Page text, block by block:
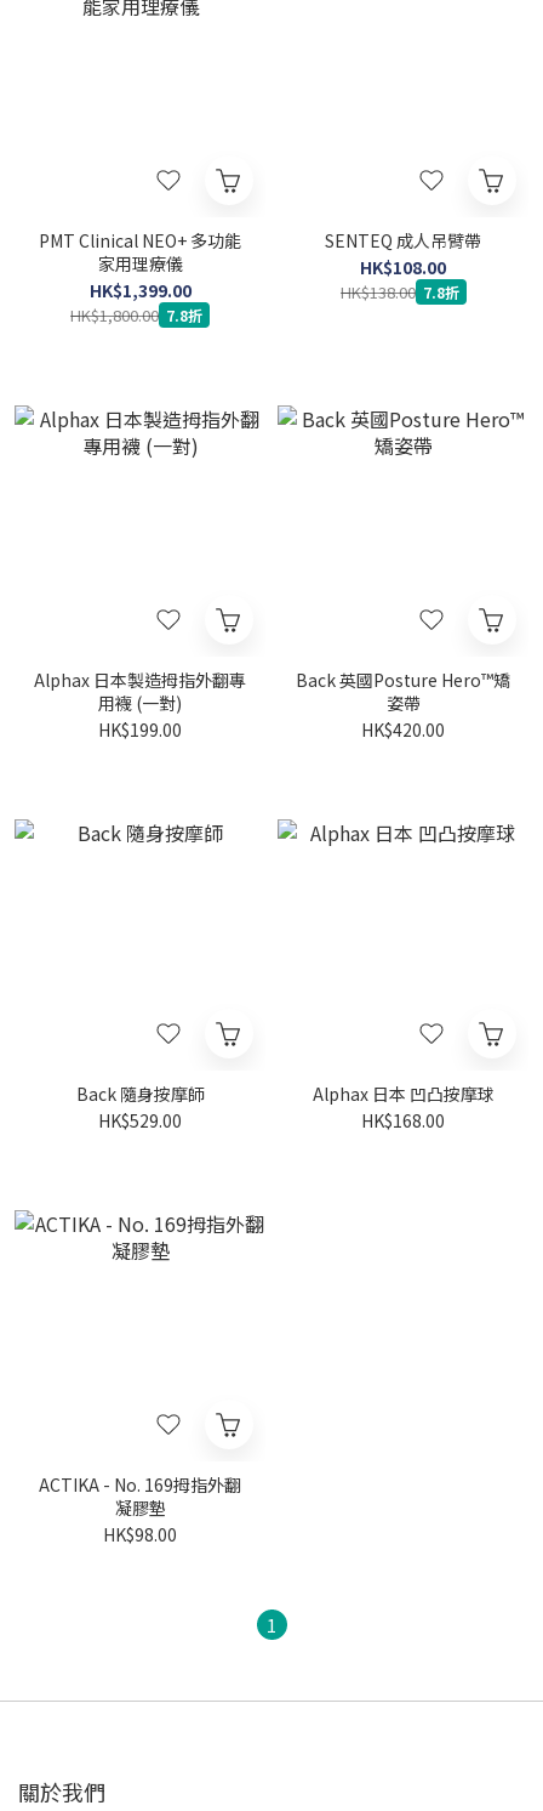
PMT Clinical NEO+ 多功能
家用理療儀
HK$1,399.00
HK$1,800.00 7.8折
SENTEQ 成人吊臂帶
HK$108.00
HK$138.00 7.8折
Alphax 日本製造拇指外翻專
用襪 (一對)
HK$199.00
Back 英國Posture Hero™矯
姿帶
HK$420.00
Back 隨身按摩師
HK$529.00
Alphax 日本 凹凸按摩球
HK$168.00
ACTIKA - No. 169拇指外翻
凝膠墊
HK$98.00
1
關於我們‎